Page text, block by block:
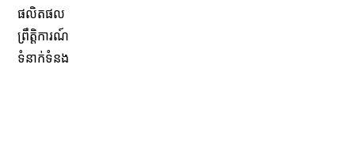
ផលិតផល
ព្រឹត្តិការណ៍
ទំនាក់ទំនង